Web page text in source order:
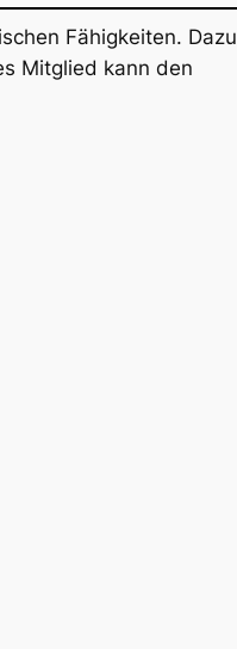
Fähigkeiten.
Mitglied kann den